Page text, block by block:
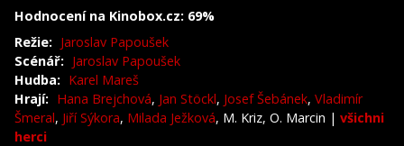
Hodnocení na Kinobox.cz: 69%
Režie: Jaroslav Papoušek
Scénář: Jaroslav Papoušek
Hudba: Karel Mareš
Hrají: Hana Brejchová, Jan Stöckl, Josef Šebánek, Vladimír
Šmeral, Jiří Sýkora, Milada Ježková, M. Kriz, O. Marcin | všichni
herci